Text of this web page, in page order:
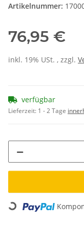
Artikelnummer:
76,95 €
inkl. 19% USt. , zzgl.
verfügbar
Lieferzeit: 1 - 2 Tage
Loading...